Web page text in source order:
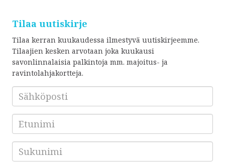
Tilaa uutiskirje
Tilaa kerran kuukaudessa ilmestyvä uutiskirjeemme.
Tilaajien kesken arvotaan joka kuukausi
savonlinnalaisia palkintoja mm. majoitus- ja
ravintolahjakortteja.
Sähköposti
Etunimi
Sukunimi